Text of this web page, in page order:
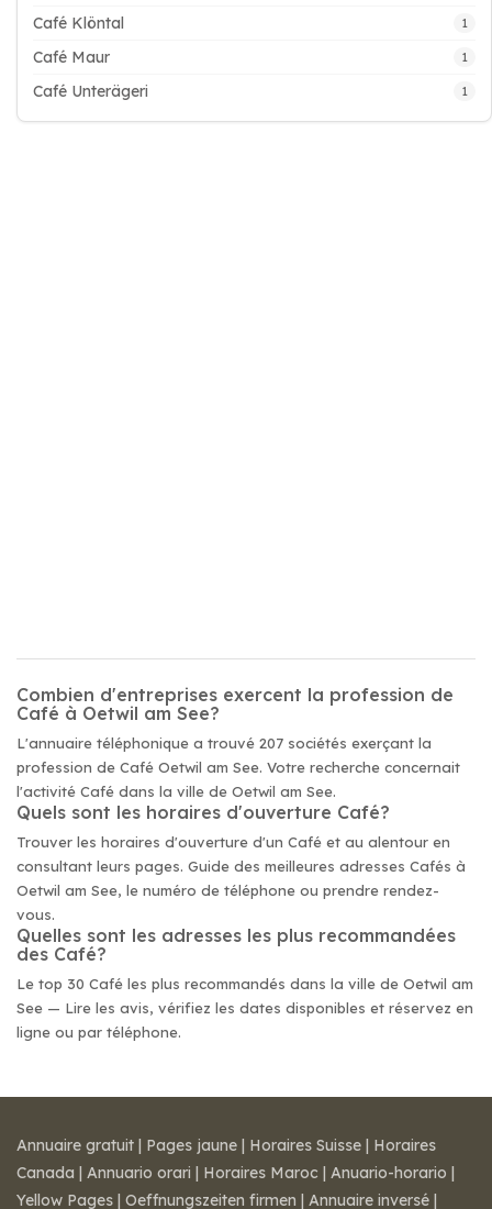
Café Klöntal 1
Café Maur 1
Café Unterägeri 1
Combien d'entreprises exercent la profession de
Café à Oetwil am See?
L'annuaire téléphonique a trouvé 207 sociétés exerçant la
profession de Café Oetwil am See. Votre recherche concernait
l'activité Café dans la ville de Oetwil am See.
Quels sont les horaires d'ouverture Café?
Trouver les horaires d'ouverture d'un Café et au alentour en
consultant leurs pages. Guide des meilleures adresses Cafés à
Oetwil am See, le numéro de téléphone ou prendre rendez-
vous.
Quelles sont les adresses les plus recommandées
des Café?
Le top 30 Café les plus recommandés dans la ville de Oetwil am
See — Lire les avis, vérifiez les dates disponibles et réservez en
ligne ou par téléphone.
Annuaire gratuit | Pages jaune | Horaires Suisse | Horaires
Canada | Annuario orari | Horaires Maroc | Anuario-horario |
Yellow Pages | Oeffnungszeiten firmen | Annuaire inversé |